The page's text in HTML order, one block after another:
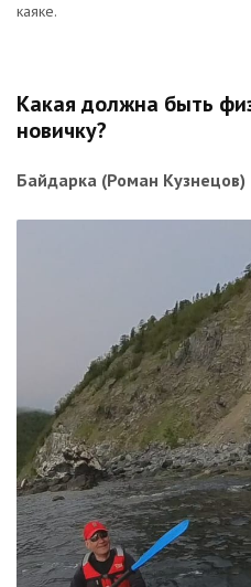
каяке.
Какая должна быть
новичку?
Байдарка (Роман Кузнецов)